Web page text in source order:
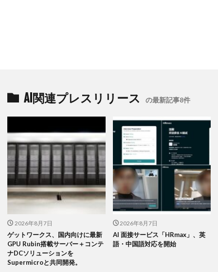
AI関連プレスリリース の最新記事8件
2026年8月7日
ゲットワークス、国内向けに最新
GPU Rubin搭載サーバー＋コンテ
ナDCソリューションを
Supermicroと共同開発。
2026年8月7日
AI 面接サービス「HRmax」、英
語・中国語対応を開始